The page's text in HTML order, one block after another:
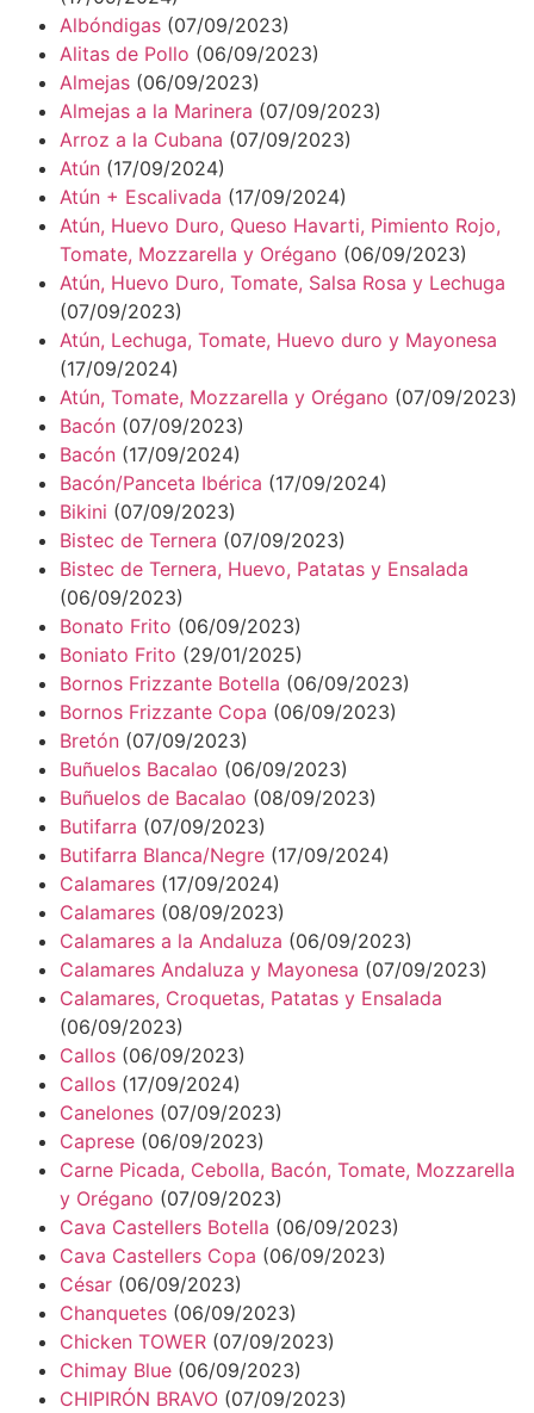
Albóndigas (07/09/2023)
Alitas de Pollo (06/09/2023)
Almejas (06/09/2023)
Almejas a la Marinera (07/09/2023)
Arroz a la Cubana (07/09/2023)
Atún (17/09/2024)
Atún + Escalivada (17/09/2024)
Atún, Huevo Duro, Queso Havarti, Pimiento Rojo,
Tomate, Mozzarella y Orégano (06/09/2023)
Atún, Huevo Duro, Tomate, Salsa Rosa y Lechuga
(07/09/2023)
Atún, Lechuga, Tomate, Huevo duro y Mayonesa
(17/09/2024)
Atún, Tomate, Mozzarella y Orégano (07/09/2023)
Bacón (07/09/2023)
Bacón (17/09/2024)
Bacón/Panceta Ibérica (17/09/2024)
Bikini (07/09/2023)
Bistec de Ternera (07/09/2023)
Bistec de Ternera, Huevo, Patatas y Ensalada
(06/09/2023)
Bonato Frito (06/09/2023)
Boniato Frito (29/01/2025)
Bornos Frizzante Botella (06/09/2023)
Bornos Frizzante Copa (06/09/2023)
Bretón (07/09/2023)
Buñuelos Bacalao (06/09/2023)
Buñuelos de Bacalao (08/09/2023)
Butifarra (07/09/2023)
Butifarra Blanca/Negre (17/09/2024)
Calamares (17/09/2024)
Calamares (08/09/2023)
Calamares a la Andaluza (06/09/2023)
Calamares Andaluza y Mayonesa (07/09/2023)
Calamares, Croquetas, Patatas y Ensalada
(06/09/2023)
Callos (06/09/2023)
Callos (17/09/2024)
Canelones (07/09/2023)
Caprese (06/09/2023)
Carne Picada, Cebolla, Bacón, Tomate, Mozzarella
y Orégano (07/09/2023)
Cava Castellers Botella (06/09/2023)
Cava Castellers Copa (06/09/2023)
César (06/09/2023)
Chanquetes (06/09/2023)
Chicken TOWER (07/09/2023)
Chimay Blue (06/09/2023)
CHIPIRÓN BRAVO (07/09/2023)